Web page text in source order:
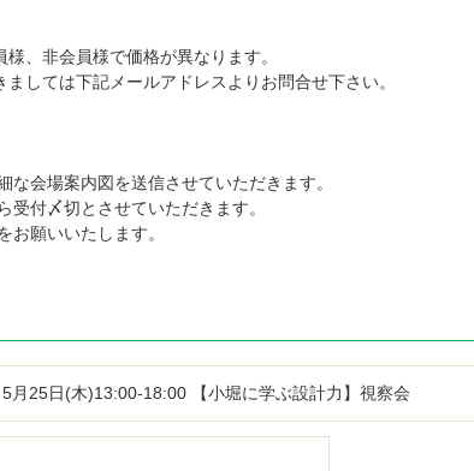
、非会員様で価格が異なります。
しては下記メールアドレスよりお問合せ下さい。
な会場案内図を送信させていただきます。
付〆切とさせていただきます。
お願いいたします。
5月25日(木)13:00-18:00 【小堀に学ぶ設計力】視察会